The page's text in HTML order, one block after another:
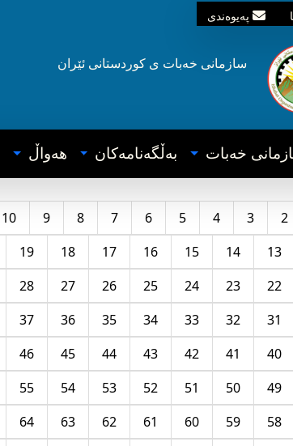
په‌یوه‌ندی
سازمانی خه‌بات ی کوردستانی ئێران
خه‌بات به‌ڵگه‌نامه‌کان هه‌واڵ
2
3
4
5
6
7
8
9
10
13
14
15
16
17
18
19
22
23
24
25
26
27
28
31
32
33
34
35
36
37
40
41
42
43
44
45
46
49
50
51
52
53
54
55
58
59
60
61
62
63
64